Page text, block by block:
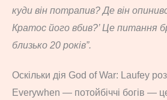
куди він потрапив? Де він
Кратос його вбив?’ Це питання
близько 20 років”.
Оскільки дія God of War: Laufey
Everywhen — потойбіччі богів —